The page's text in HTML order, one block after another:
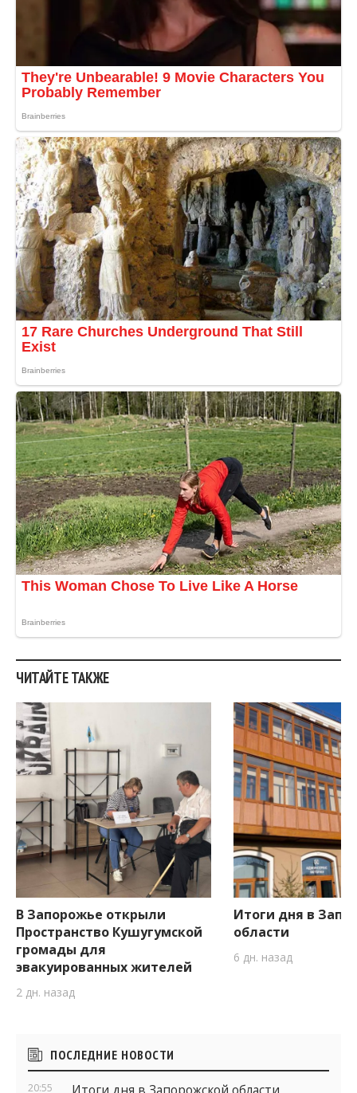
ЧИТАЙТЕ ТАКЖЕ
В Запорожье открыли
Пространство Кушугумской
громады для
эвакуированных жителей
2 дн. назад
Итоги дня в
области
6 дн. назад
Боковые
виджеты
ПОСЛЕДНИЕ НОВОСТИ
20:55